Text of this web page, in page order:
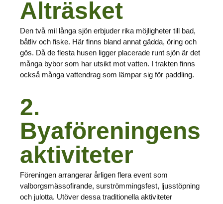
Alträsket
Den två mil långa sjön erbjuder rika möjligheter till bad,
båtliv och fiske. Här finns bland annat gädda, öring och
gös. Då de flesta husen ligger placerade runt sjön är det
många bybor som har utsikt mot vatten. I trakten finns
också många vattendrag som lämpar sig för paddling.
2.
Byaföreningens
aktiviteter
Föreningen arrangerar årligen flera event som
valborgsmässofirande, surströmmingsfest, ljusstöpning
och julotta. Utöver dessa traditionella aktiviteter